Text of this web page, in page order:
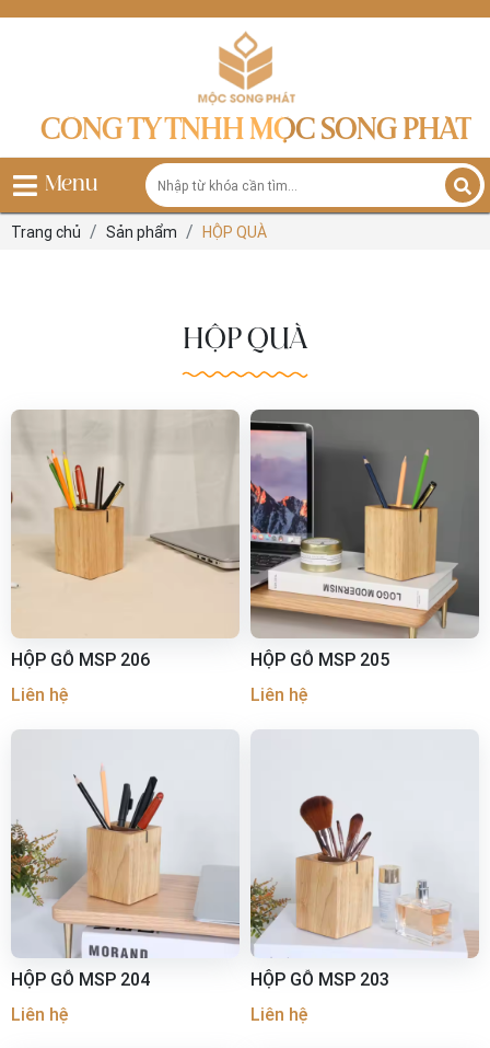
CÔNG TY TNHH MỘC SONG PHÁT
Menu
Trang chủ Sản phẩm HỘP QUÀ
HỘP QUÀ
HỘP GỖ MSP 206
Liên hệ
HỘP GỖ MSP 205
Liên hệ
HỘP GỖ MSP 204
Liên hệ
HỘP GỖ MSP 203
Liên hệ